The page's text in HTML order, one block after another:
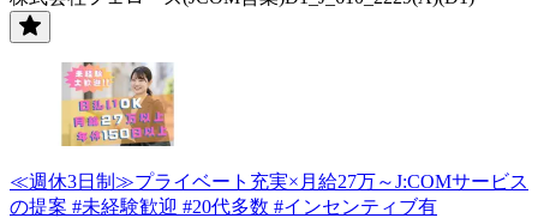
≪週休3日制≫プライベート充実×月給27万～J:COMサービス
の提案 #未経験歓迎 #20代多数 #インセンティブ有